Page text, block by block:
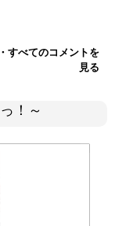
すべてのコメントを
見る
！～